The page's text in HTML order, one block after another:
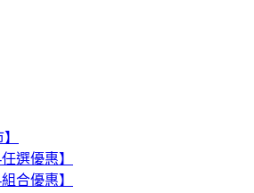
選優惠】
合優惠】